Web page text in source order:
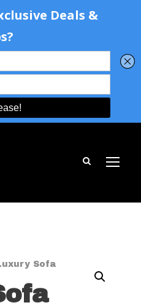
Sofa